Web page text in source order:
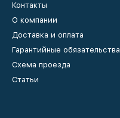
Контакты
О компании
Доставка и оплата
Гарантийные обязательства
Схема проезда
Статьи